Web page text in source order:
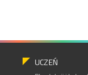
UCZEŃ